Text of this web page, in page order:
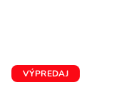
VÝPREDAJ